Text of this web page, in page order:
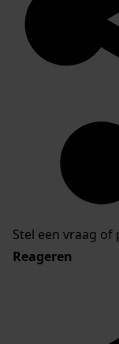
Stel een vraag
Reageren